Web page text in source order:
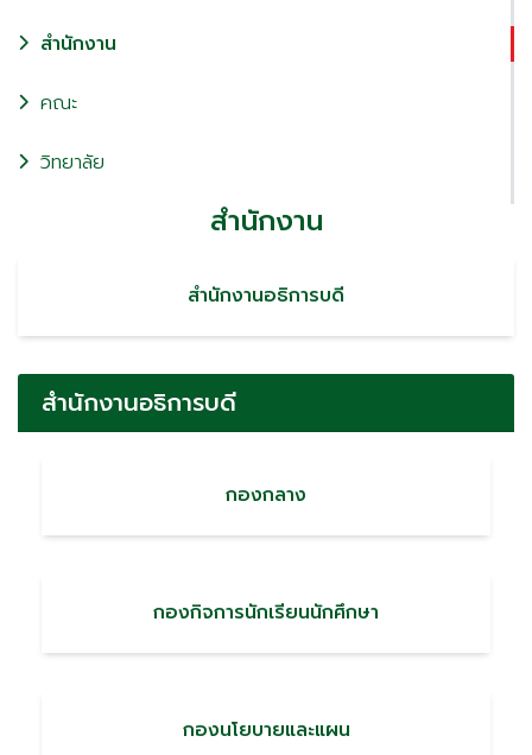
สำนักงาน
คณะ
วิทยาลัย
สำนักงาน
สำนักงานอธิการบดี
สำนักงานอธิการบดี
กองกลาง
กองกิจการนักเรียนนักศึกษา
กองนโยบายและแผน